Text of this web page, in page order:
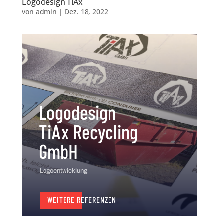
von admin | Dez. 18, 2022
Logodesign
TiAx Recycling
GmbH
Logoentwicklung
WEITERE REFERENZEN